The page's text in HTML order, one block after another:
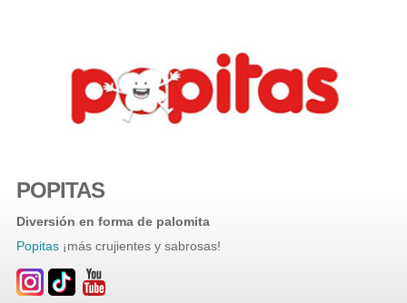
POPITAS
Diversión en forma de palomita
Popitas ¡más crujientes y sabrosas!